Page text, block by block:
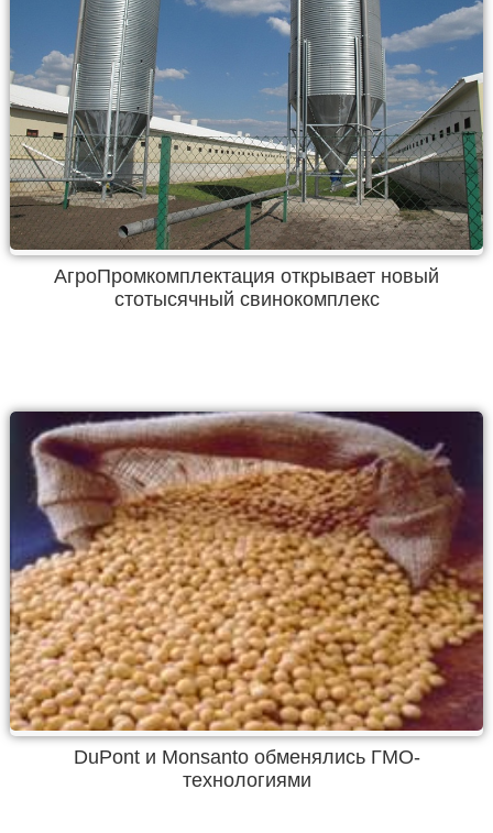
АгроПромкомплектация открывает новый
стотысячный свинокомплекс
DuPont и Monsanto обменялись ГМО-
технологиями